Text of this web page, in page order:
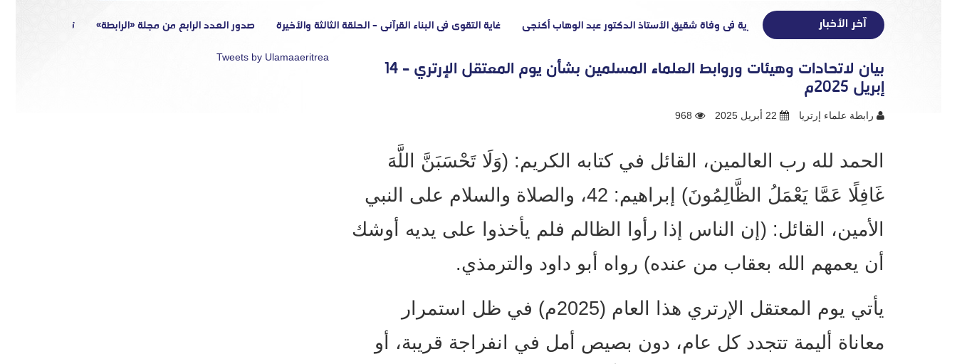
آخر الأخبار بيان تعزية في وفاة شقيق الأستاذ الدكتور عبد الوهاب أكنجي غاية التقوى في البناء القرآني – الحلقة الثالثة والأخيرة صدور العدد الرابع من مجلة «الرابطة» تصريح إعلامي
بيان لاتحادات وهيئات وروابط العلماء المسلمين بشأن يوم المعتقل الإرتري – 14
إبريل 2025م
رابطة علماء إرتريا
الحمد لله رب العالمين، القائل في كتابه الكريم: (وَلَا تَحْسَبَنَّ اللَّهَ
غَافِلًا عَمَّا يَعْمَلُ الظَّالِمُونَ) إبراهيم: 42، والصلاة والسلام على النبي
الأمين، القائل: (إن الناس إذا رأوا الظالم فلم يأخذوا على يديه أوشك
أن يعمهم الله بعقاب من عنده) رواه أبو داود والترمذي.
يأتي يوم المعتقل الإرتري هذا العام (2025م) في ظل استمرار
معاناة أليمة تتجدد كل عام، دون بصيص أمل في انفراجة قريبة، أو
Tweets by Ulamaaeritrea